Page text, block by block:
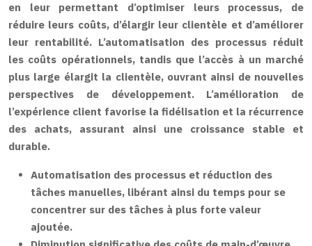
en leur permettant d’optimiser leurs processus, de
réduire leurs coûts, d’élargir leur clientèle et d’améliorer
leur rentabilité. L’automatisation des processus réduit
les coûts opérationnels, tandis que l’accès à un marché
plus large élargit la clientèle, ouvrant ainsi de nouvelles
perspectives de développement. L’amélioration de
l’expérience client favorise la fidélisation et la récurrence
des achats, assurant ainsi une croissance stable et
durable.
Automatisation des processus et réduction des
tâches manuelles, libérant ainsi du temps pour se
concentrer sur des tâches à plus forte valeur
ajoutée.